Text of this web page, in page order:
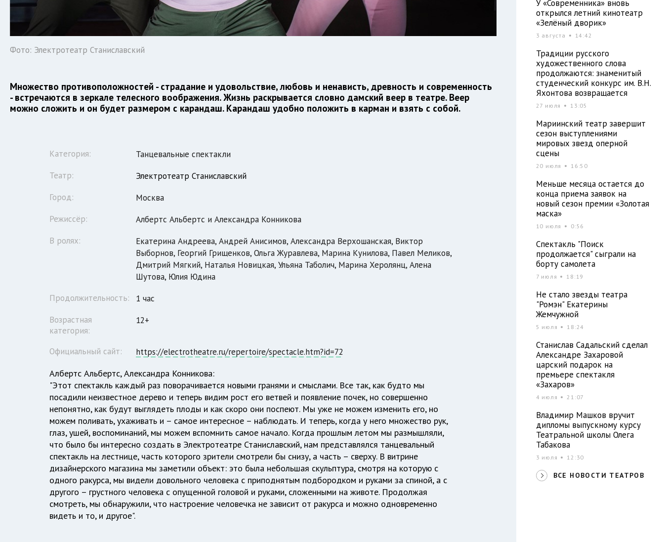
Фото: Электротеатр Станиславский
Множество противоположностей - страдание и удовольствие, любовь и ненависть, древность и современность
- встречаются в зеркале телесного воображения. Жизнь раскрывается словно дамский веер в театре. Веер
можно сложить и он будет размером с карандаш. Карандаш удобно положить в карман и взять с собой.
Категория:
Танцевальные спектакли
Театр:
Электротеатр Станиславский
Город:
Москва
Режиссёр:
Албертс Альбертс и Александра Конникова
В ролях:
Екатерина Андреева, Андрей Анисимов, Александра Верхошанская, Виктор
Выборнов, Георгий Грищенков, Ольга Журавлева, Марина Кунилова, Павел Меликов,
Дмитрий Мягкий, Наталья Новицкая, Ульяна Таболич, Марина Херолянц, Алена
Шутова, Юлия Юдина
Продолжительность:
1 час
Возрастная
категория:
12+
Официальный сайт: https://electrotheatre.ru/repertoire/spectacle.htm?id=72
Албертс Альбертс, Александра Конникова:
"Этот спектакль каждый раз поворачивается новыми гранями и смыслами. Все так, как будто мы
посадили неизвестное дерево и теперь видим рост его ветвей и появление почек, но совершенно
непонятно, как будут выглядеть плоды и как скоро они поспеют. Мы уже не можем изменить его, но
можем поливать, ухаживать и – самое интересное – наблюдать. И теперь, когда у него множество рук,
глаз, ушей, воспоминаний, мы можем вспомнить самое начало. Когда прошлым летом мы размышляли,
что было бы интересно создать в Электротеатре Станиславский, нам представлялся танцевальный
спектакль на лестнице, часть которого зрители смотрели бы снизу, а часть – сверху. В витрине
дизайнерского магазина мы заметили объект: это была небольшая скульптура, смотря на которую с
одного ракурса, мы видели довольного человека с приподнятым подбородком и руками за спиной, а с
другого – грустного человека с опущенной головой и руками, сложенными на животе. Продолжая
смотреть, мы обнаружили, что настроение человечка не зависит от ракурса и можно одновременно
видеть и то, и другое".
У «Современника» вновь
открылся летний кинотеатр
«Зелёный дворик»
3 августа 14:42
Традиции русского
художественного слова
продолжаются: знаменитый
студенческий конкурс им. В.Н.
Яхонтова возвращается
27 июля 13:05
Мариинский театр завершит
сезон выступлениями
мировых звезд оперной
сцены
20 июля 16:50
Меньше месяца остается до
конца приема заявок на
новый сезон премии «Золотая
маска»
10 июля 0:56
Спектакль "Поиск
продолжается" сыграли на
борту самолета
7 июля 18:19
Не стало звезды театра
"Ромэн" Екатерины
Жемчужной
5 июля 18:24
Станислав Садальский сделал
Александре Захаровой
царский подарок на
премьере спектакля
«Захаров»
4 июля 21:07
Владимир Машков вручит
дипломы выпускному курсу
Театральной школы Олега
Табакова
3 июля 12:30
ВСЕ НОВОСТИ ТЕАТРОВ